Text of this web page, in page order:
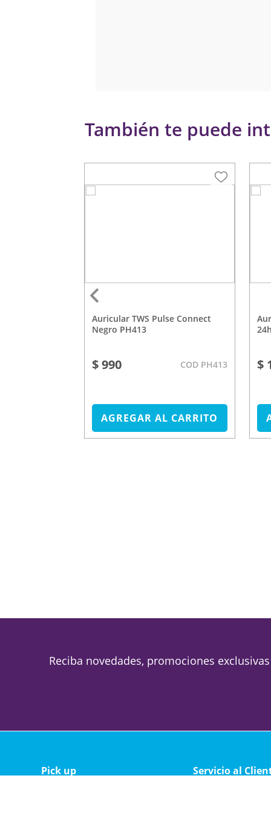
También te puede
Auricular TWS Pulse Connect
Negro PH413
$ 990 COD PH413
AGREGAR AL CARRITO
Auricular TWS Pulse Deep Black
$
Reciba novedades, promociones exclusivas
Pick up Servicio al